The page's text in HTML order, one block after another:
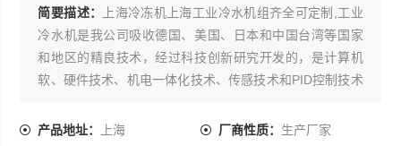
简要描述：
上海冷冻机上海工业冷水机组齐全可定制,工业
冷水机是我公司吸收德国、美国、日本和中国台湾等国家
和地区的精良技术，经过科技创新研究开发的，是计算机
软、硬件技术、机电一体化技术、传感技术和PID控制技术
产品地址：
上海 厂商性质： 生产厂家